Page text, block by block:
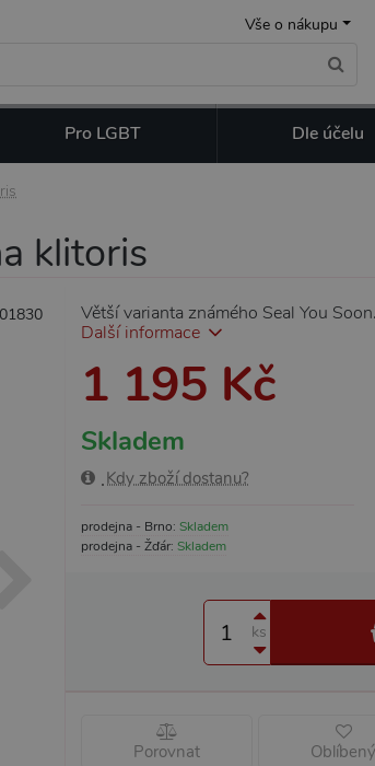
Vše o nákupu
Pro LGBT Dle účelu
klitoris
Větší varianta známého Seal You
Další informace
1 195 Kč
Skladem
Kdy zboží dostanu?
prodejna - Brno: Skladem
prodejna - Žďár: Skladem
ks
Porovnat Oblíbený